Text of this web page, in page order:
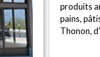
produits
pains,
Thonon,